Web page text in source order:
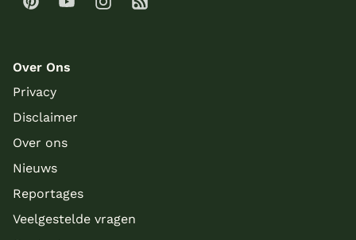
Over Ons
Privacy
Disclaimer
Over ons
Nieuws
Reportages
Veelgestelde vragen